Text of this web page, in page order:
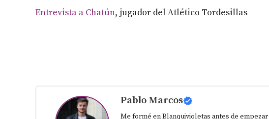
Entrevista a Chatún, jugador del Atlético Tordesillas
Pablo Marcos
Me formé en Blanquivioletas antes de